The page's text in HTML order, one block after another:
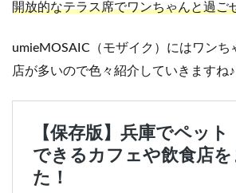
開放的なテラス席でワンちゃんと過ご
umieMOSAIC（モザイク）にはワンち
店が多いので色々紹介していきますね♪